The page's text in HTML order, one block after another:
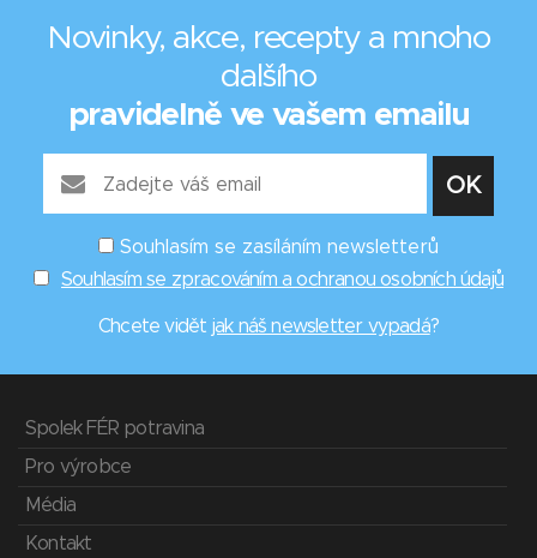
Novinky, akce, recepty a mnoho
dalšího
pravidelně ve vašem emailu
Souhlasím se zasíláním newsletterů
Souhlasím se zpracováním a ochranou osobních údajů
Chcete vidět jak náš newsletter vypadá?
Spolek FÉR potravina
Pro výrobce
Média
Kontakt